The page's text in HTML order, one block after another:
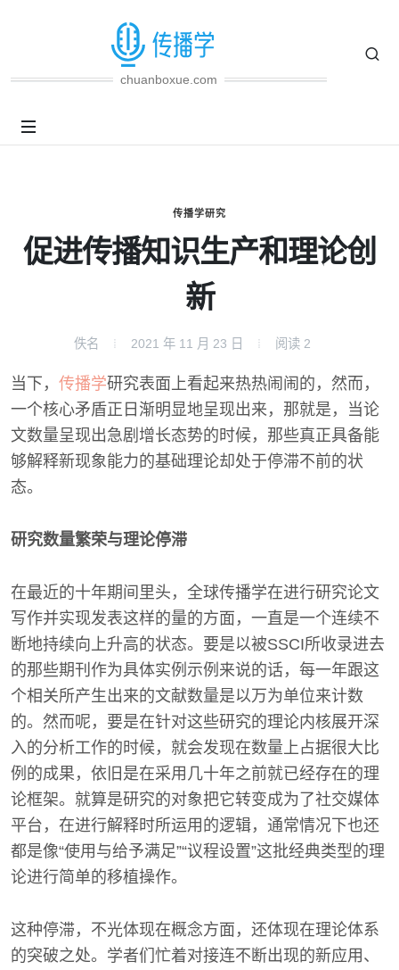
chuanboxue.com
传播学研究
促进传播知识生产和理论创
新
佚名 2021 年 11 月 23 日 阅读 2
当下， 传播学研究表面上看起来热热闹闹的，然而，
一个核心矛盾正日渐明显地呈现出来，那就是，当论
文数量呈现出急剧增长态势的时候，那些真正具备能
够解释新现象能力的基础理论却处于停滞不前的状
态。
研究数量繁荣与理论停滞
在最近的十年期间里头，全球传播学在进行研究论文
写作并实现发表这样的量的方面，一直是一个连续不
断地持续向上升高的状态。要是以被SSCI所收录进去
的那些期刊作为具体实例示例来说的话，每一年跟这
个相关所产生出来的文献数量是以万为单位来计数
的。然而呢，要是在针对这些研究的理论内核展开深
入的分析工作的时候，就会发现在数量上占据很大比
例的成果，依旧是在采用几十年之前就已经存在的理
论框架。就算是研究的对象把它转变成为了社交媒体
平台，在进行解释时所运用的逻辑，通常情况下也还
都是像“使用与给予满足”“议程设置”这批经典类型的理
论进行简单的移植操作。
这种停滞，不光体现在概念方面，还体现在理论体系
的突破之处。学者们忙着对接连不断出现的新应用、